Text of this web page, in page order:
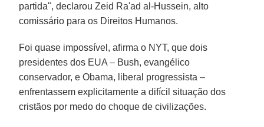
partida", declarou Zeid Ra'ad al-Hussein, alto
comissário para os Direitos Humanos.
Foi quase impossível, afirma o NYT, que dois
presidentes dos EUA – Bush, evangélico
conservador, e Obama, liberal progressista –
enfrentassem explicitamente a difícil situação dos
cristãos por medo do choque de civilizações.